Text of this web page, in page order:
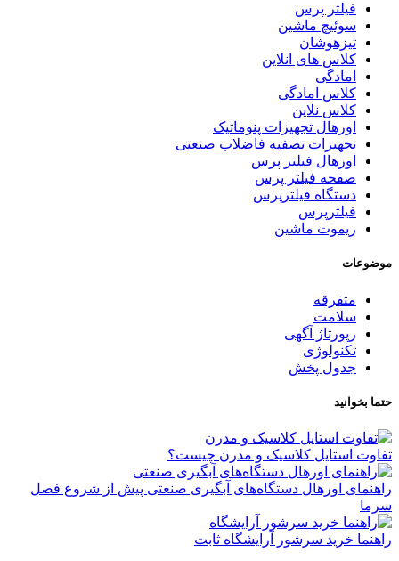
فیلتر پرس
سوئیچ ماشین
تیزهوشان
کلاس های انلاین
امادگی
کلاس امادگی
کلاس نلاین
اورهال تجهیزات پنوماتیک
تجهیزات تصفیه فاضلاب صنعتی
اورهال فیلتر پرس
صفحه فیلتر پرس
دستگاه فیلترپرس
فیلترپرس
ریموت ماشین
موضوعات
متفرقه
سلامت
رپورتاژ آگهی
تکنولوژی
جدول پخش
حتما بخوانید
تفاوت استایل کلاسیک و مدرن چیست؟
راهنمای اورهال دستگاه‌های آبگیری صنعتی پیش از شروع فصل
سرما
راهنما خرید سرشور آرایشگاه ثابت